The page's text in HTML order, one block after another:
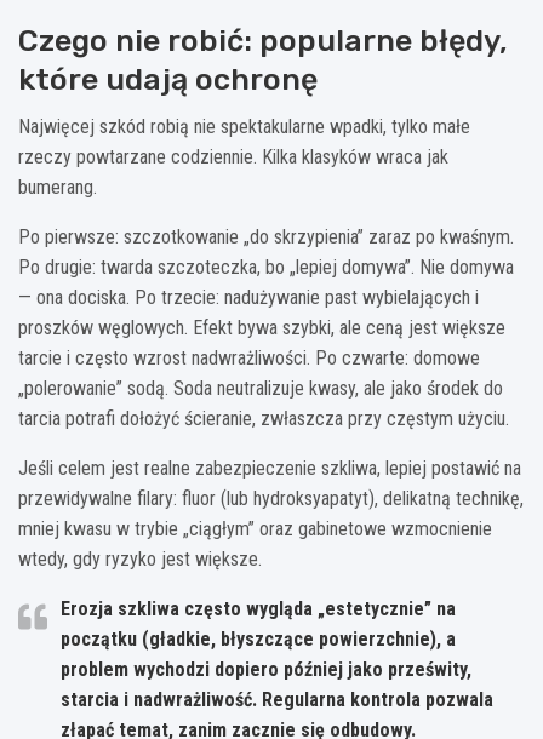
Czego nie robić: popularne błędy,
które udają ochronę
Najwięcej szkód robią nie spektakularne wpadki, tylko małe
rzeczy powtarzane codziennie. Kilka klasyków wraca jak
bumerang.
Po pierwsze: szczotkowanie „do skrzypienia” zaraz po kwaśnym.
Po drugie: twarda szczoteczka, bo „lepiej domywa”. Nie domywa
— ona dociska. Po trzecie: nadużywanie past wybielających i
proszków węglowych. Efekt bywa szybki, ale ceną jest większe
tarcie i często wzrost nadwrażliwości. Po czwarte: domowe
„polerowanie” sodą. Soda neutralizuje kwasy, ale jako środek do
tarcia potrafi dołożyć ścieranie, zwłaszcza przy częstym użyciu.
Jeśli celem jest realne zabezpieczenie szkliwa, lepiej postawić na
przewidywalne filary: fluor (lub hydroksyapatyt), delikatną technikę,
mniej kwasu w trybie „ciągłym” oraz gabinetowe wzmocnienie
wtedy, gdy ryzyko jest większe.
Erozja szkliwa często wygląda „estetycznie” na
początku (gładkie, błyszczące powierzchnie), a
problem wychodzi dopiero później jako prześwity,
starcia i nadwrażliwość. Regularna kontrola pozwala
złapać temat, zanim zacznie się odbudowy.